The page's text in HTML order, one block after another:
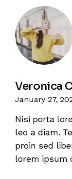
Veronica
January 27,
Nisi porta
leo a diam.
proin sed
lorem ipsum